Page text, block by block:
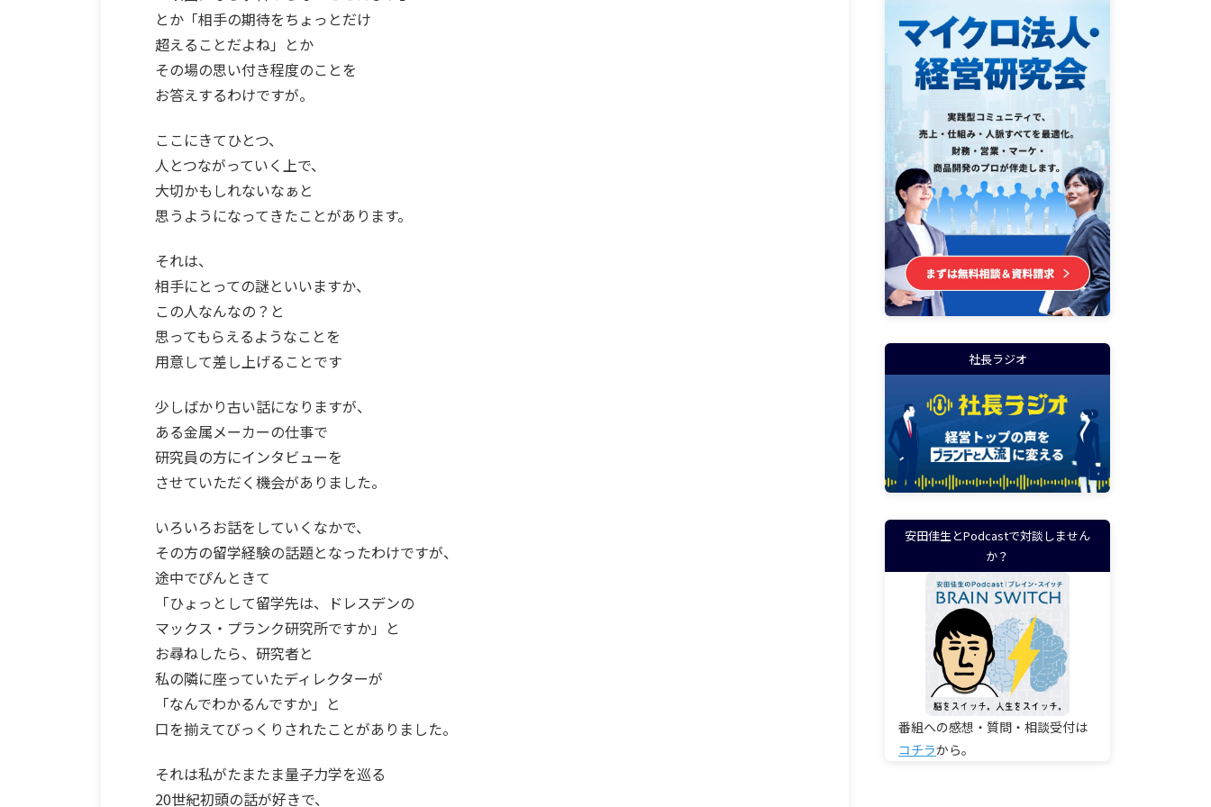
とか「相手の期待をちょっとだけ
超えることだよね」とか
その場の思い付き程度のことを
お答えするわけですが。
ここにきてひとつ、
人とつながっていく上で、
大切かもしれないなぁと
思うようになってきたことがあります。
それは、
相手にとっての謎といいますか、
この人なんなの？と
思ってもらえるようなことを
用意して差し上げることです
少しばかり古い話になりますが、
ある金属メーカーの仕事で
研究員の方にインタビューを
させていただく機会がありました。
いろいろお話をしていくなかで、
その方の留学経験の話題となったわけですが、
途中でぴんときて
「ひょっとして留学先は、ドレスデンの
マックス・プランク研究所ですか」と
お尋ねしたら、研究者と
私の隣に座っていたディレクターが
「なんでわかるんですか」と
口を揃えてびっくりされたことがありました。
それは私がたまたま量子力学を巡る
20世紀初頭の話が好きで、
社長ラジオ
安田佳生とPodcastで対談しません
か？
番組への感想・質問・相談受付は
コチラから。